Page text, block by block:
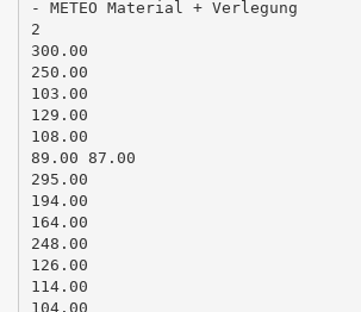
- METEO Material + Verlegung
2
300.00
250.00
103.00
129.00
108.00
89.00 87.00
295.00
194.00
164.00
248.00
126.00
114.00
104.00